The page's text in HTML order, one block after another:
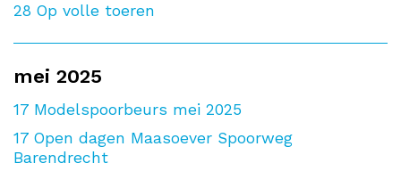
28 Op volle toeren
mei 2025
17 Modelspoorbeurs mei 2025
17 Open dagen Maasoever Spoorweg
Barendrecht